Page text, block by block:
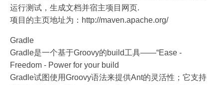
运行测试，生成文档并宿主项目网页.
项目的主页地址为：http://maven.apache.org/
Gradle
Gradle是一个基于Groovy的build工具——“Ease -
Freedom - Power for your build
Gradle试图使用Groovy语法来提供Ant的灵活性；它支持